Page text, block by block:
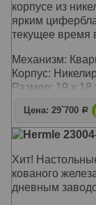
корпусе из
ярким
текущее время
Механизм:
Корпус:
Размер: 19 х 18
Цена: 29`700 Р
Hermle
Хит!
кованого
дневным